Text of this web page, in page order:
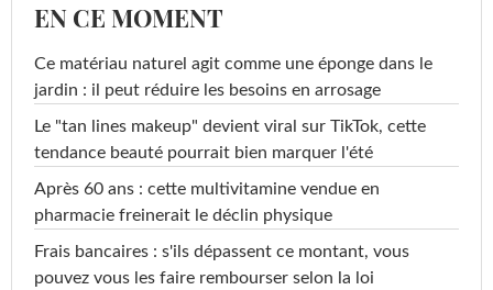
EN CE MOMENT
Ce matériau naturel agit comme une éponge dans le
jardin : il peut réduire les besoins en arrosage
Le "tan lines makeup" devient viral sur TikTok, cette
tendance beauté pourrait bien marquer l'été
Après 60 ans : cette multivitamine vendue en
pharmacie freinerait le déclin physique
Frais bancaires : s'ils dépassent ce montant, vous
pouvez vous les faire rembourser selon la loi